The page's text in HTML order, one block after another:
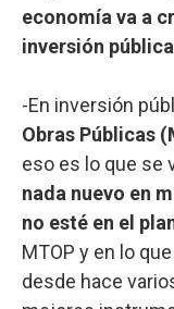
economía va a
inversión
-En inversión
Obras Públicas
eso es lo que se
nada nuevo en
no esté en el
MTOP y en lo
desde hace